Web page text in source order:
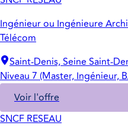
Ingénieur ou Ingénieure
Télécom
Saint-Denis, Seine Saint-
Niveau 7 (Master, Ingénieur,
Voir l'offre
SNCF RESEAU